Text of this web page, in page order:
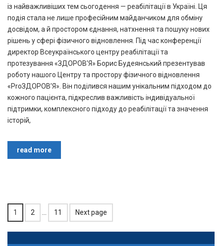
із найважливіших тем сьогодення — реабілітації в Україні. Ця
подія стала не лише професійним майданчиком для обміну
досвідом, а й простором єднання, натхнення та пошуку нових
рішень у сфері фізичного відновлення. Під час конференції
директор Всеукраїнського центру реабілітації та
протезування «ЗДОРОВʼЯ» Борис Будеянський презентував
роботу нашого Центру та простору фізичного відновлення
«ProЗДОРОВʼЯ». Він поділився нашим унікальним підходом до
кожного пацієнта, підкреслив важливість індивідуальної
підтримки, комплексного підходу до реабілітації та значення
історій,
read more
1 2 … 11 Next page